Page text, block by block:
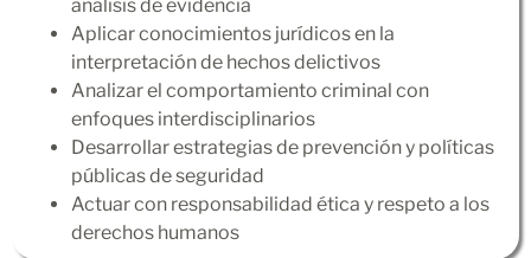
análisis de evidencia
Aplicar conocimientos jurídicos en la
interpretación de hechos delictivos
Analizar el comportamiento criminal con
enfoques interdisciplinarios
Desarrollar estrategias de prevención y políticas
públicas de seguridad
Actuar con responsabilidad ética y respeto a los
derechos humanos